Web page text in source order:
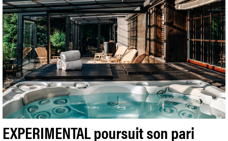
EXPERIMENTAL poursuit son pari